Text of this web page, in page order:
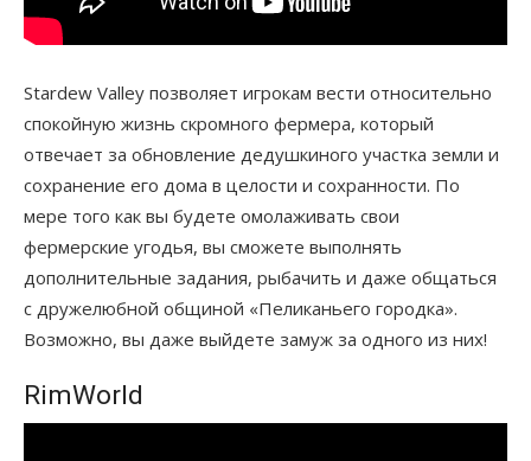
Stardew Valley позволяет игрокам вести относительно
спокойную жизнь скромного фермера, который
отвечает за обновление дедушкиного участка земли и
сохранение его дома в целости и сохранности. По
мере того как вы будете омолаживать свои
фермерские угодья, вы сможете выполнять
дополнительные задания, рыбачить и даже общаться
с дружелюбной общиной «Пеликаньего городка».
Возможно, вы даже выйдете замуж за одного из них!
RimWorld